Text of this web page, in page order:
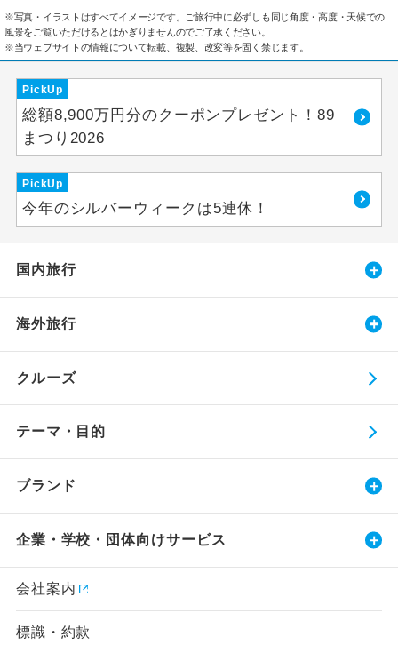
※写真・イラストはすべてイメージです。ご旅行中に必ずしも同じ角度・高度・天候での
風景をご覧いただけるとはかぎりませんのでご了承ください。
※当ウェブサイトの情報について転載、複製、改変等を固く禁じます。
PickUp
総額8,900万円分のクーポンプレゼント！89
まつり2026
PickUp
今年のシルバーウィークは5連休！
国内旅行
海外旅行
クルーズ
テーマ・目的
ブランド
企業・学校・団体向けサービス
会社案内
標識・約款